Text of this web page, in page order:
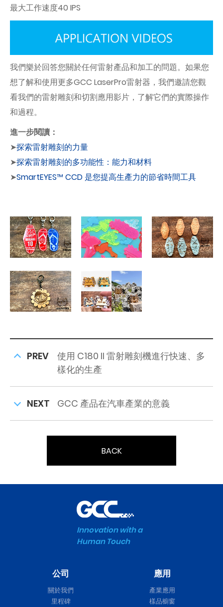
最大工作速度40 IPS
我們樂於回答您關於任何雷射產品和加工的問題。如果您
想了解和使用更多GCC LaserPro雷射器，我們邀請您觀
看我們的雷射雕刻和切割應用影片，了解它們的實際操作
和過程。
進一步閱讀：
➤探索雷射雕刻的力量
➤探索雷射雕刻的多功能性：能力和材料
➤SmartEYES™ CCD 是您提高生產力的節省時間工具
PREV
使用 C180 II 雷射雕刻機進行快速、多
樣化的生產
NEXT GCC 產品在汽車產業的意義
BACK
Innovation with a
Human Touch
公司
關於我們
里程碑
應用
產業應用
樣品櫥窗